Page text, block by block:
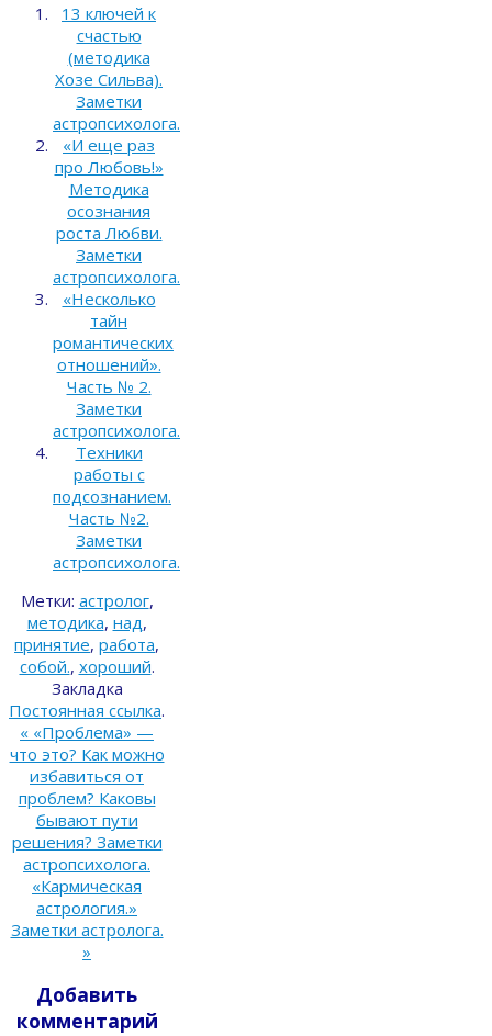
13 ключей к
счастью
(методика
Хозе Сильва).
Заметки
астропсихолога.
«И еще раз
про Любовь!»
Методика
осознания
роста Любви.
Заметки
астропсихолога.
«Несколько
тайн
романтических
отношений».
Часть № 2.
Заметки
астропсихолога.
Техники
работы с
подсознанием.
Часть №2.
Заметки
астропсихолога.
Метки: астролог,
методика, над,
принятие, работа,
собой., хороший.
Закладка
Постоянная ссылка.
« «Проблема» —
что это? Как можно
избавиться от
проблем? Каковы
бывают пути
решения? Заметки
астропсихолога.
«Кармическая
астрология.»
Заметки астролога.
»
Добавить
комментарий